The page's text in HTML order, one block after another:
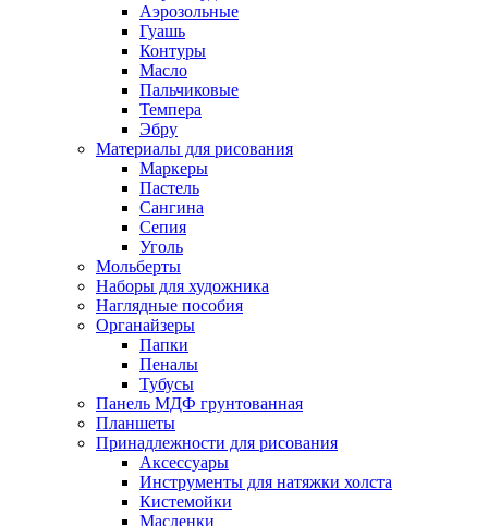
Аэрозольные
Гуашь
Контуры
Масло
Пальчиковые
Темпера
Эбру
Материалы для рисования
Маркеры
Пастель
Сангина
Сепия
Уголь
Мольберты
Наборы для художника
Наглядные пособия
Органайзеры
Папки
Пеналы
Тубусы
Панель МДФ грунтованная
Планшеты
Принадлежности для рисования
Аксессуары
Инструменты для натяжки холста
Кистемойки
Масленки